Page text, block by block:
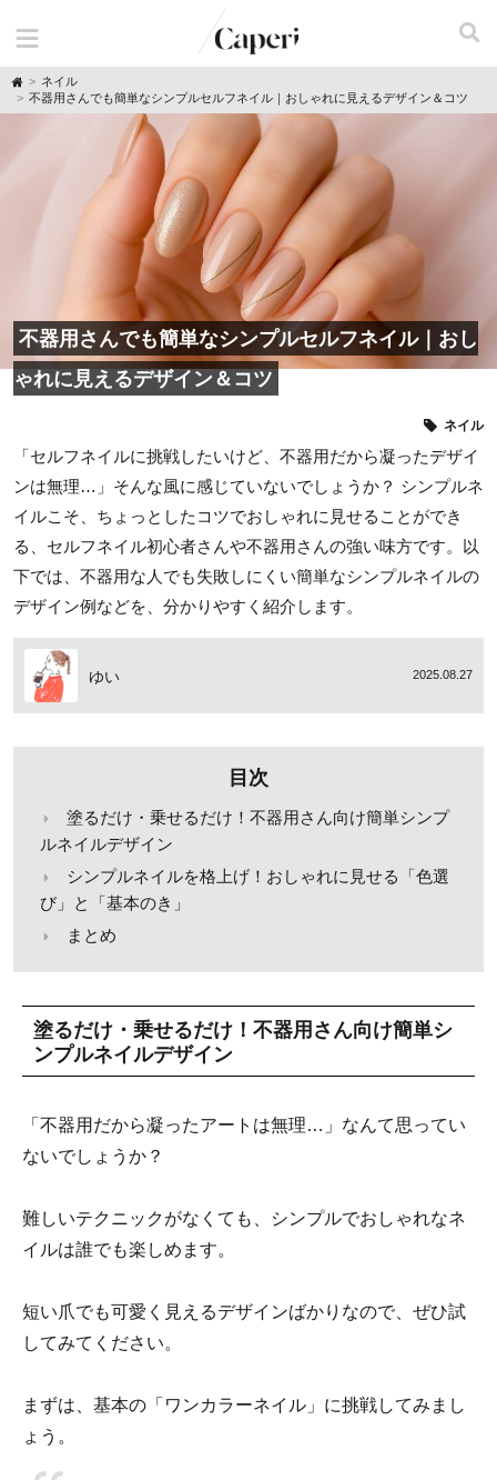
H
o
m
ネイル
不器用さんでも簡単なシンプルセルフネイル｜おしゃれに見えるデザイン＆コツ
不器用さんでも簡単なシンプルセルフネイル｜おし
ゃれに見えるデザイン＆コツ
ネイル
「セルフネイルに挑戦したいけど、不器用だから凝ったデザイ
ンは無理…」そんな風に感じていないでしょうか？ シンプルネ
イルこそ、ちょっとしたコツでおしゃれに見せることができ
る、セルフネイル初心者さんや不器用さんの強い味方です。以
下では、不器用な人でも失敗しにくい簡単なシンプルネイルの
デザイン例などを、分かりやすく紹介します。
ゆい 2025.08.27
目次
塗るだけ・乗せるだけ！不器用さん向け簡単シンプ
ルネイルデザイン
シンプルネイルを格上げ！おしゃれに見せる「色選
び」と「基本のき」
まとめ
塗るだけ・乗せるだけ！不器用さん向け簡単シ
ンプルネイルデザイン
「不器用だから凝ったアートは無理…」なんて思ってい
ないでしょうか？
難しいテクニックがなくても、シンプルでおしゃれなネ
イルは誰でも楽しめます。
短い爪でも可愛く見えるデザインばかりなので、ぜひ試
してみてください。
まずは、基本の「ワンカラーネイル」に挑戦してみまし
ょう。